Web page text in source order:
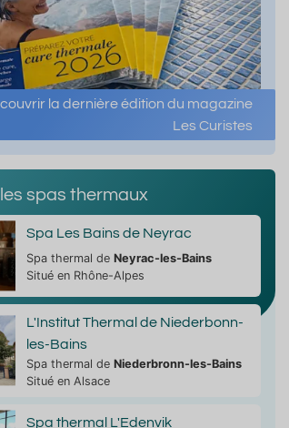
la dernière édition du magazine
Les Curistes
spas thermaux
Spa Les Bains de Neyrac
Spa thermal de Neyrac-les-Bains
Situé en Rhône-Alpes
L'Institut Thermal de Niederbonn-
les-Bains
Spa thermal de Niederbronn-les-Bains
Situé en Alsace
Spa thermal L'Edenvik